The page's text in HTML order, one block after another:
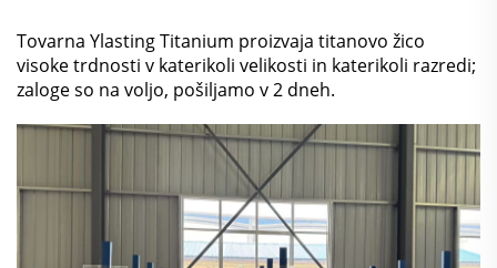
Tovarna Ylasting Titanium proizvaja titanovo žico
visoke trdnosti v katerikoli velikosti in katerikoli razredi;
zaloge so na voljo, pošiljamo v 2 dneh.